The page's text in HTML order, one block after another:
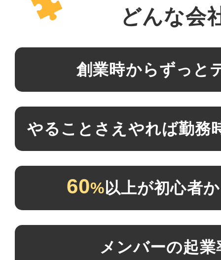
どんな会
創業時からずっと
やることさえやれば勤務
60%以上が初心者
メンバーの起業